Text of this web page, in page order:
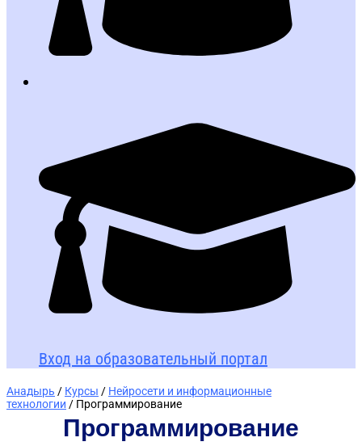
Вход на образовательный портал
Анадырь / Курсы / Нейросети и информационные
технологии / Программирование
Программирование